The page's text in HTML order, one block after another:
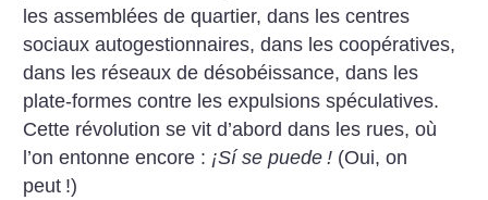
les assemblées de quartier, dans les centres
sociaux autogestionnaires, dans les coopératives,
dans les réseaux de désobéissance, dans les
plate-formes contre les expulsions spéculatives.
Cette révolution se vit d’abord dans les rues, où
l’on entonne encore : ¡Sí se puede ! (Oui, on
peut !)